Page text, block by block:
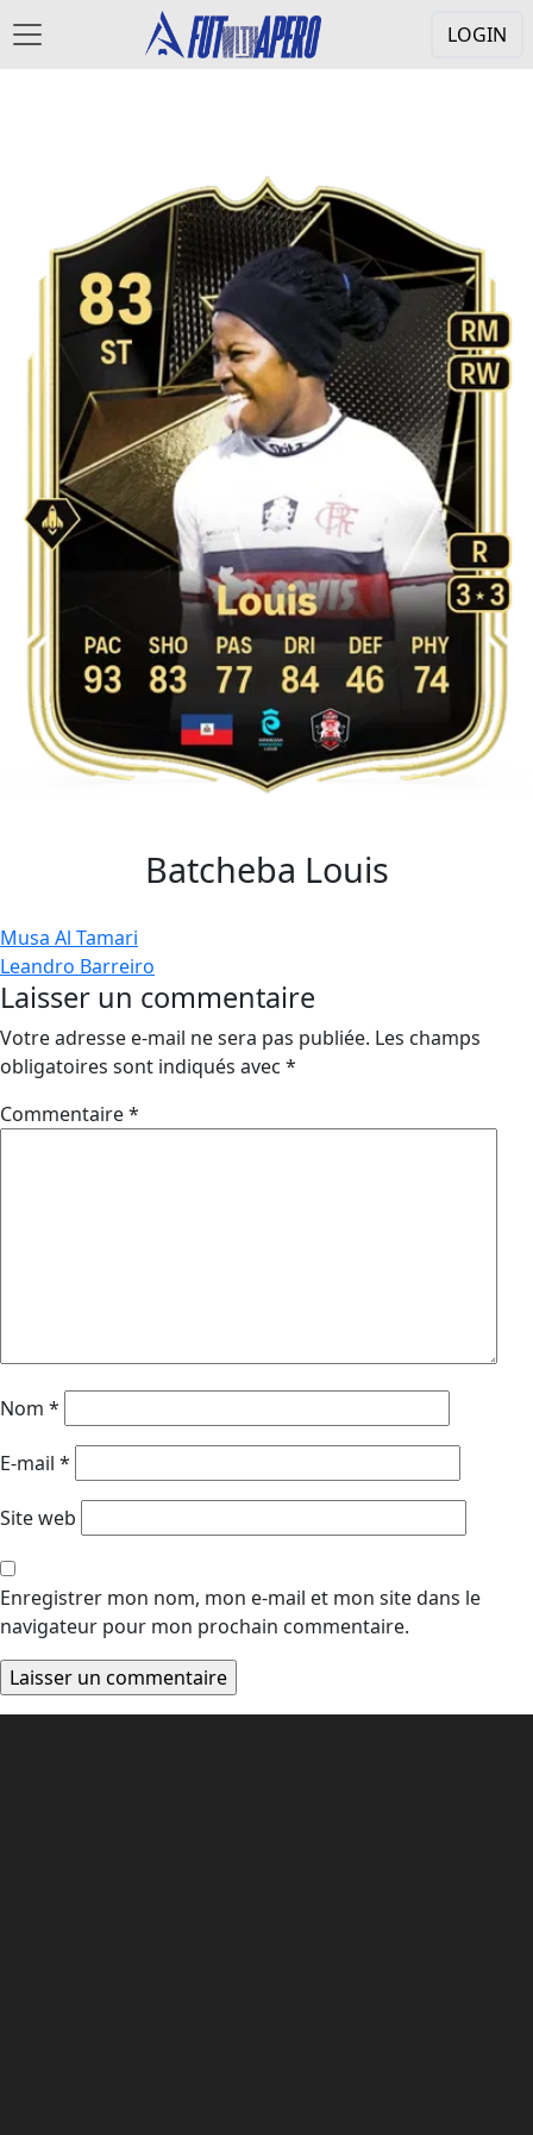
LOGIN
Batcheba Louis
Navigation
de
l’article
Musa Al Tamari
Leandro Barreiro
Laisser un commentaire
Votre adresse e-mail ne sera pas publiée. Les champs
obligatoires sont indiqués avec *
Commentaire*
Nom *
E-mail *
Site web
Enregistrer mon nom, mon e-mail et mon site dans le
navigateur pour mon prochain commentaire.